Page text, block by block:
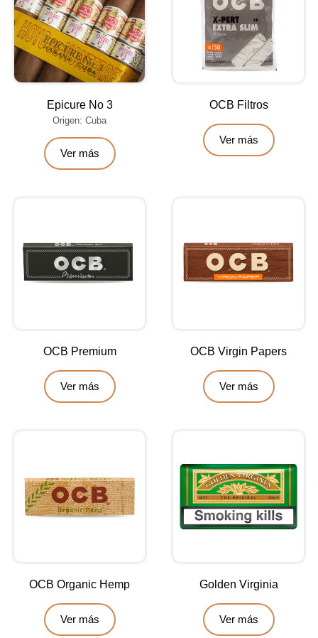
Epicure No 3
Origen: Cuba
Ver más
OCB Filtros
Ver más
OCB Premium
Ver más
OCB Virgin Papers
Ver más
OCB Organic Hemp
Ver más
Golden Virginia
Ver más